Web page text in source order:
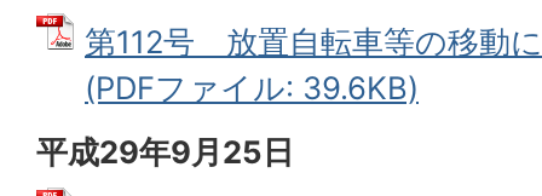
第112号 放置自転車等の移動
(PDFファイル: 39.6KB)
平成29年9月25日